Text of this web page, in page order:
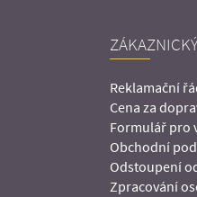
Reklamační
Cena za
Formulář pro
Obchodní
Odstoupení
Zpracování